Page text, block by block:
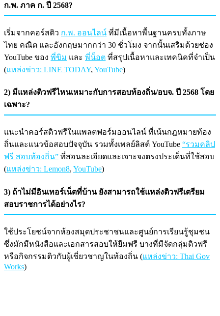
ก.พ. ภาค ก. ปี 2568?
เริ่มจากคอร์สติว ก.พ. ออนไลน์ ที่มีเนื้อหาพื้นฐานครบทั้งภาษ
ไทย คณิต และอังกฤษมากกว่า 30 ชั่วโมง จากนั้นเสริมด้วยช่อง
YouTube ของ พี่ขิม และ พี่น็อต ที่สรุปเนื้อหาและเทคนิคที่จำเป็น
(แหล่งข่าว: LINE TODAY, YouTube)
2) มีแหล่งติวฟรีไหนเหมาะกับการสอบท้องถิ่น/อบจ. ปี 2568 โดย
เฉพาะ?
แนะนำคอร์สติวฟรีในแพลตฟอร์มออนไลน์ ที่เน้นกฎหมายท้อง
ถิ่นและแนวข้อสอบปัจจุบัน รวมทั้งเพลย์ลิสต์ YouTube “รวมคลิป
ฟรี สอบท้องถิ่น” ที่สอนละเอียดและเจาะจงตรงประเด็นที่ใช้สอบ
(แหล่งข่าว: Lemon8, YouTube)
3) ถ้าไม่มีอินเทอร์เน็ตที่บ้าน ยังสามารถใช้แหล่งติวฟรีเตรียม
สอบราชการได้อย่างไร?
ใช้ประโยชน์จากห้องสมุดประชาชนและศูนย์การเรียนรู้ชุมชน
ซึ่งมักมีหนังสือและเอกสารสอบให้ยืมฟรี บางที่มีจัดกลุ่มติวฟรี
หรือกิจกรรมติวกับผู้เชี่ยวชาญในท้องถิ่น (แหล่งข่าว: Thai Gov
Works)